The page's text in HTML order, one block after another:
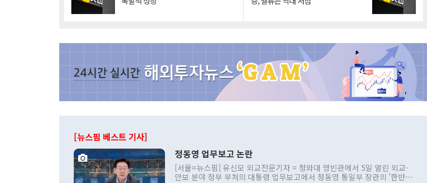
[뉴스핌 베스트 기사]
정동영 업무보고 논란
[서울=뉴스핌] 유신모 외교전문기자 = 청와대 영빈관에서 5일 열린 외교·
안보 분야 정부 부처의 대통령 업무보고에서 정동영 통일부 장관의 '한반도